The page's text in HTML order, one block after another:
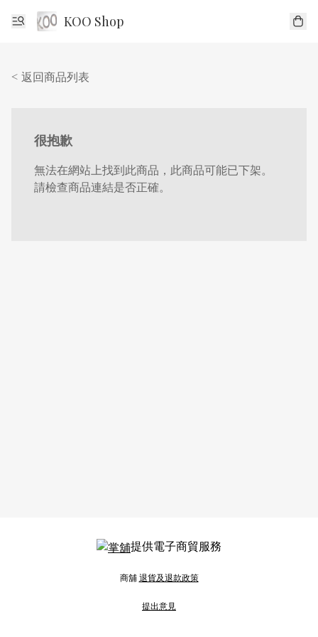
KOO Shop
< 返回商品列表
很抱歉
無法在網站上找到此商品，此商品可能已下架。
請檢查商品連結是否正確。
提供電子商貿服務
商舖退貨及退款政策
提出意見